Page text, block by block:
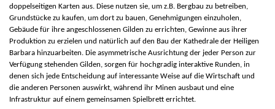
doppelseitigen Karten aus. Diese nutzen sie, um z.B. Bergbau zu betreiben,
Grundstücke zu kaufen, um dort zu bauen, Genehmigungen einzuholen,
Gebäude für ihre angeschlossenen Gilden zu errichten, Gewinne aus ihrer
Produktion zu erzielen und natürlich auf den Bau der Kathedrale der Heiligen
Barbara hinzuarbeiten. Die asymmetrische Ausrichtung der jeder Person zur
Verfügung stehenden Gilden, sorgen für hochgradig interaktive Runden, in
denen sich jede Entscheidung auf interessante Weise auf die Wirtschaft und
die anderen Personen auswirkt, während ihr Minen ausbaut und eine
Infrastruktur auf einem gemeinsamen Spielbrett errichtet.